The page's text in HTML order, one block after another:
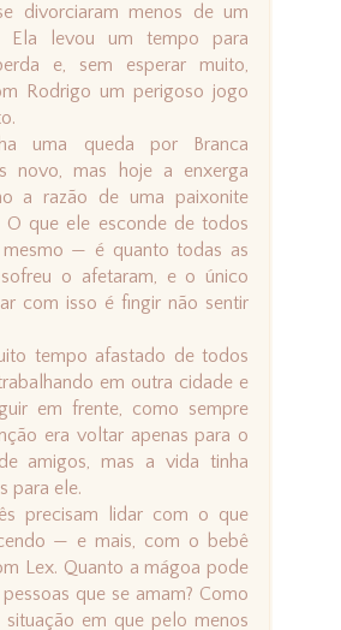
divorciaram menos de um
Ela levou um tempo para
e, sem esperar muito,
Rodrigo um perigoso jogo
uma queda por Branca
novo, mas hoje a enxerga
a razão de uma paixonite
O que ele esconde de todos
— é quanto todas as
o afetaram, e o único
com isso é fingir não sentir
tempo afastado de todos
em outra cidade e
em frente, como sempre
era voltar apenas para o
amigos, mas a vida tinha
para ele.
precisam lidar com o que
— e mais, com o bebê
Lex. Quanto a mágoa pode
que se amam? Como
situação em que pelo menos